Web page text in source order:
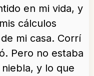
en mi vida, y
cálculos
mi casa. Corrí
Pero no estaba
y lo que